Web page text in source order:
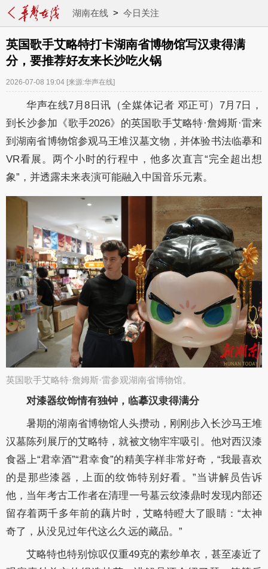
湖南在线> 今日关注
英国歌手艾略特打卡湖南省博物馆写汉隶得满
分，要推荐好友来长沙吃火锅
2026-07-08 19:04 [来源:华声在线]
华声在线7月8日讯（全媒体记者 邓正可）7月7日，
到长沙参加《歌手2026》的英国歌手艾略特·詹姆斯·雷来
到湖南省博物馆参观马王堆汉墓文物，并体验书法临摹和
VR看展。两个小时的行程中，他多次直言“完全超出想
象”，并透露未来表演可能融入中国音乐元素。
英国歌手艾略特·詹姆斯·雷参观湖南省博物馆​。
对漆器纹饰情有独钟， 临摹汉隶得满分
暑期的湖南省博物馆人头攒动，刚刚步入长沙马王堆
汉墓陈列展厅的艾略特，就被文物牢牢吸引。他对西汉漆
食器上“君幸酒”“君幸食”的精美字样非常好奇，“我最喜欢
的是那些漆器，上面的纹饰特别好看。”当讲解员告诉
他，当年考古工作者在清理一号墓云纹漆鼎时发现内部还
留存着两千多年前的藕片时，艾略特瞪大了眼睛：“太神
奇了，从没见过年代这么久远的藏品。”
艾略特也特别惊叹仅重49克的素纱单衣，甚至凑近了